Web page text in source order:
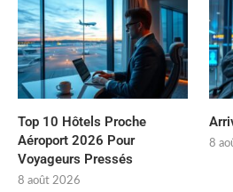
Top 10 Hôtels Proche
Aéroport 2026 Pour
Voyageurs Pressés
8 août 2026
8